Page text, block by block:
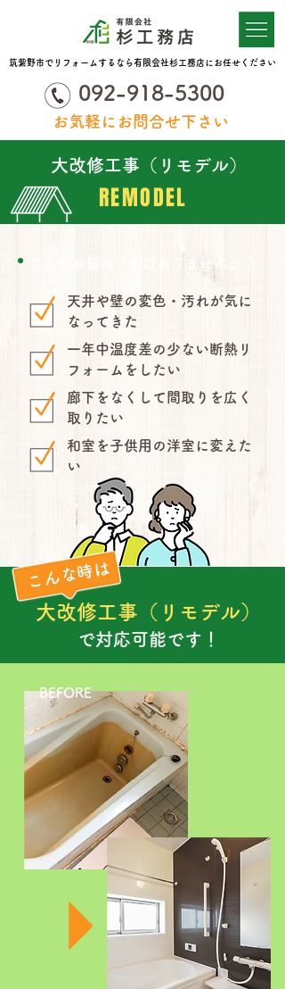
092-918-5300
お気軽にお問合せ下さい
筑紫野市でリフォームするなら有限会社杉工務店にお任せください
REMODEL
大改修工事（リモデル）
こんなお悩みごとはありませんか？
天井や壁の変色・汚れが気に
なってきた
一年中温度差の少ない断熱リ
フォームをしたい
廊下をなくして間取りを広く
取りたい
和室を子供用の洋室に変えた
い
こんな時は
大改修工事（リモデル）
で対応可能です！
BEFORE